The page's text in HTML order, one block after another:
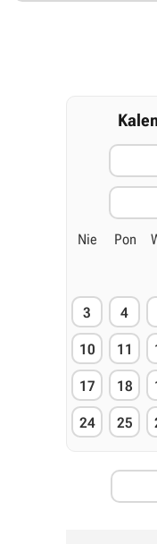
Nie Pon
3 4
10 11
17 18
24 25